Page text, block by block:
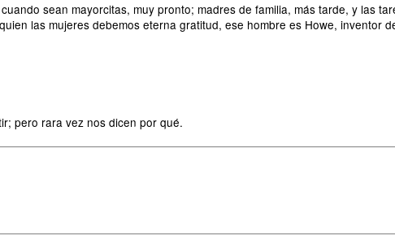
sean mayorcitas, muy pronto; madres de familia, más tarde, y las
las mujeres debemos eterna gratitud, ese hombre es Howe, inventor
pero rara vez nos dicen por qué.